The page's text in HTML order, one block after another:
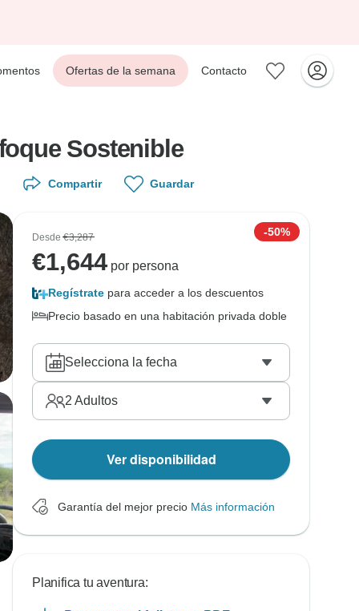
Ofertas de la semana Contacto
Sostenible
Compartir Guardar
Desde€3,287 -50%
€1,644 por persona
Regístrate para acceder a los descuentos
Precio basado en una habitación privada doble
Selecciona la fecha
2 Adultos
Ver disponibilidad
Garantía del mejor precio Más información
Planifica tu aventura: